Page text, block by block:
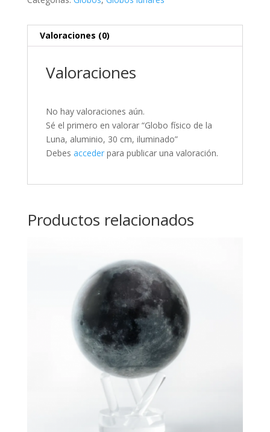
Valoraciones (0)
Valoraciones
No hay valoraciones aún.
Sé el primero en valorar “Globo físico de la
Luna, aluminio, 30 cm, iluminado”
Debes accederpara publicar una valoración.
Productos relacionados